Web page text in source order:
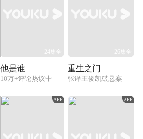
24集全
他是谁
10万+评论热议中
26集全
重生之门
张译王俊凯破悬案
APP APP